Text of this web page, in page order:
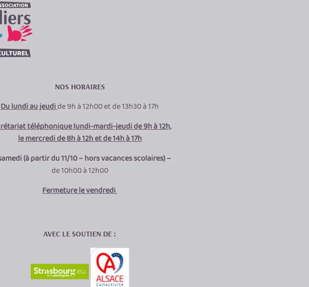
NOS HORAIRES
Du lundi au jeudide 9h à 12h00 et de 13h30 à 17h
téléphonique lundi-mardi-jeudi de 9h à 12h,
le mercredi de 8h à 12h et de 14h à 17h
(à partir du 11/10 – hors vacances scolaires) –
de 10h00 à 12h00
Fermeture le vendredi
AVEC LE SOUTIEN DE :